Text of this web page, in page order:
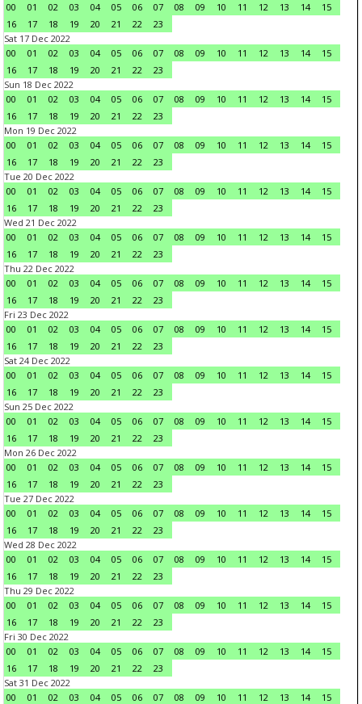
00
01 02 03 04 05 06 07 08 09 10 11 12 13 14
15
16
17 18 19 20 21 22
23
Sat 17 Dec 2022
00
01 02 03 04 05 06 07 08 09 10 11 12 13 14
15
16
17 18 19 20 21 22
23
Sun 18 Dec 2022
00
01 02 03 04 05 06 07 08 09 10 11 12 13 14
15
16
17 18 19 20 21 22
23
Mon 19 Dec 2022
00
01 02 03 04 05 06 07 08 09 10 11 12 13 14
15
16
17 18 19 20 21 22
23
Tue 20 Dec 2022
00
01 02 03 04 05 06 07 08 09 10 11 12 13 14
15
16
17 18 19 20 21 22
23
Wed 21 Dec 2022
00
01 02 03 04 05 06 07 08 09 10 11 12 13 14
15
16
17 18 19 20 21 22
23
Thu 22 Dec 2022
00
01 02 03 04 05 06 07 08 09 10 11 12 13 14
15
16
17 18 19 20 21 22
23
Fri 23 Dec 2022
00
01 02 03 04 05 06 07 08 09 10 11 12 13 14
15
16
17 18 19 20 21 22
23
Sat 24 Dec 2022
00
01 02 03 04 05 06 07 08 09 10 11 12 13 14
15
16
17 18 19 20 21 22
23
Sun 25 Dec 2022
00
01 02 03 04 05 06 07 08 09 10 11 12 13 14
15
16
17 18 19 20 21 22
23
Mon 26 Dec 2022
00
01 02 03 04 05 06 07 08 09 10 11 12 13 14
15
16
17 18 19 20 21 22
23
Tue 27 Dec 2022
00
01 02 03 04 05 06 07 08 09 10 11 12 13 14
15
16
17 18 19 20 21 22
23
Wed 28 Dec 2022
00
01 02 03 04 05 06 07 08 09 10 11 12 13 14
15
16
17 18 19 20 21 22
23
Thu 29 Dec 2022
00
01 02 03 04 05 06 07 08 09 10 11 12 13 14
15
16
17 18 19 20 21 22
23
Fri 30 Dec 2022
00
01 02 03 04 05 06 07 08 09 10 11 12 13 14
15
16
17 18 19 20 21 22
23
Sat 31 Dec 2022
00
01 02 03 04 05 06 07 08 09 10 11 12 13 14
15